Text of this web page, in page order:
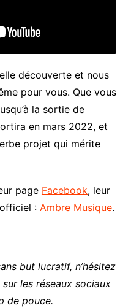
découverte et nous
pour vous. Que vous
la sortie de
en mars 2022, et
projet qui mérite
page Facebook, leur
: Ambre Musique.
but lucratif, n’hésitez
les réseaux sociaux
de pouce.